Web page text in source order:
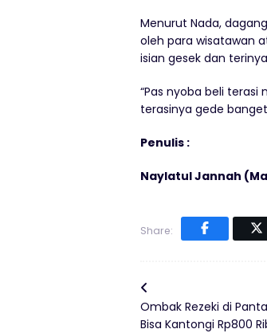
Menurut Nada,
oleh para wisatawan
isian gesek dan
“Pas nyoba beli terasi
terasinya gede
Penulis :
Naylatul Jannah
Share:
Ombak Rezeki di
Bisa Kantongi Rp800